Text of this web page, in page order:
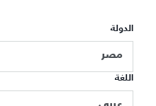
الدولة
مصر
اللغة